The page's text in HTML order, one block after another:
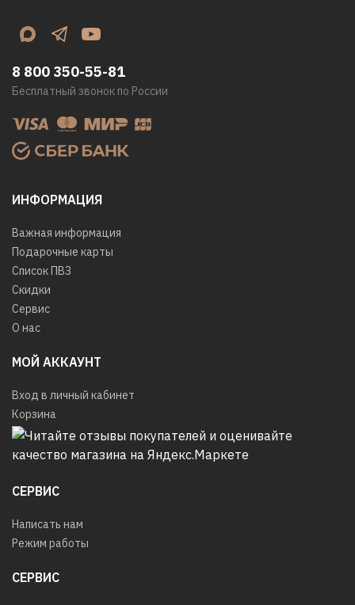
ИНФОРМАЦИЯ
Важная информация
Подарочные карты
Список ПВЗ
Скидки
Сервис
О нас
МОЙ АККАУНТ
Вход в личный кабинет
Корзина
СЕРВИС
Написать нам
Режим работы
СЕРВИС
8 800 350-55-81
Бесплатный звонок по России